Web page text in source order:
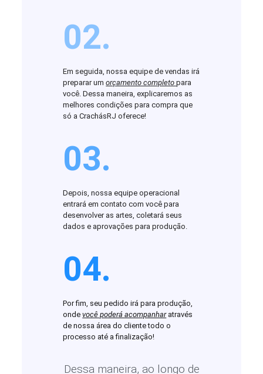
02.
Em seguida, nossa equipe de vendas irá
preparar umorçamento completopara
você. Dessa maneira, explicaremos as
melhores condições para compra que
só a CrachásRJ oferece!
03.
Depois, nossa equipe operacional
entrará em contato com você para
desenvolver as artes, coletará seus
dados e aprovações para produção.
04.
Por fim, seu pedido irá para produção,
ondevocê poderá acompanharatravés
de nossa área do cliente todo o
processo até a finalização!
Dessa maneira, ao longo de